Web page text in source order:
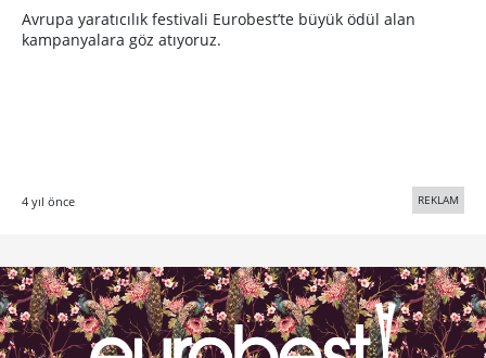
Avrupa yaratıcılık festivali Eurobest’te büyük ödül alan
kampanyalara göz atıyoruz.
4 yıl önce REKLAM